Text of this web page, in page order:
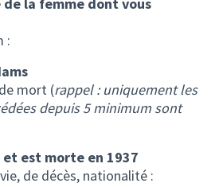
:
mort (rappel : uniquement les
depuis 5 minimum sont
et est morte en 1937
de décès, nationalité :